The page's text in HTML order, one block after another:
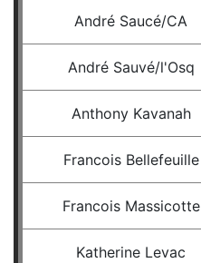
André Saucé/CA
André Sauvé/l'Osq
Anthony Kavanah
Francois Bellefeuille
Francois Massicotte
Katherine Levac